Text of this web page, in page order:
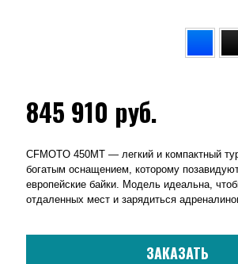
845 910 руб.
CFMOTO 450MT — легкий и компактный
богатым оснащением, которому
европейские байки. Модель идеальна,
отдаленных мест и зарядиться
ЗАКАЗАТЬ